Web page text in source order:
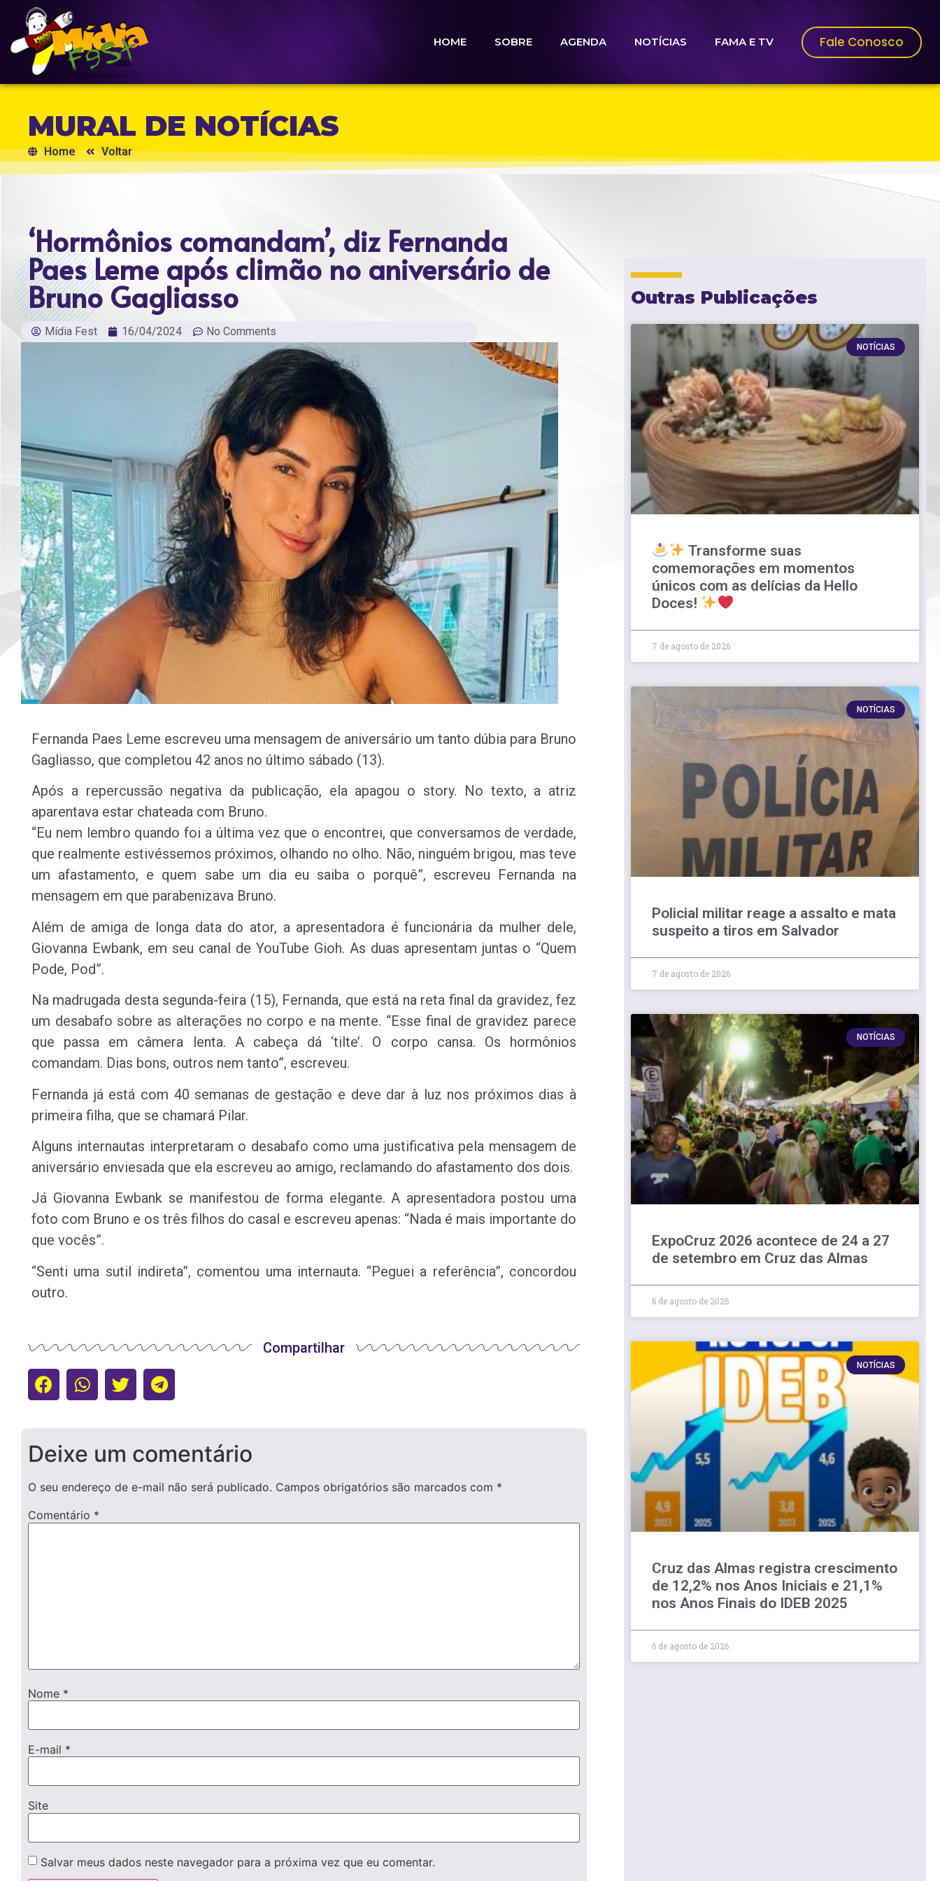
HOME SOBRE AGENDA NOTÍCIAS FAMA E TV Fale Conosco
MURAL DE NOTÍCIAS
Home Voltar
‘Hormônios comandam’, diz Fernanda
Paes Leme após climão no aniversário de
Bruno Gagliasso
Mídia Fest 16/04/2024 No Comments
Fernanda Paes Leme escreveu uma mensagem de aniversário um tanto dúbia para Bruno
Gagliasso, que completou 42 anos no último sábado (13).
Após a repercussão negativa da publicação, ela apagou o story. No texto, a atriz
aparentava estar chateada com Bruno.
“Eu nem lembro quando foi a última vez que o encontrei, que conversamos de verdade,
que realmente estivéssemos próximos, olhando no olho. Não, ninguém brigou, mas teve
um afastamento, e quem sabe um dia eu saiba o porquê”, escreveu Fernanda na
mensagem em que parabenizava Bruno.
Além de amiga de longa data do ator, a apresentadora é funcionária da mulher dele,
Giovanna Ewbank, em seu canal de YouTube Gioh. As duas apresentam juntas o “Quem
Pode, Pod”.
Na madrugada desta segunda-feira (15), Fernanda, que está na reta final da gravidez, fez
um desabafo sobre as alterações no corpo e na mente. “Esse final de gravidez parece
que passa em câmera lenta. A cabeça dá ‘tilte’. O corpo cansa. Os hormônios
comandam. Dias bons, outros nem tanto”, escreveu.
Fernanda já está com 40 semanas de gestação e deve dar à luz nos próximos dias à
primeira filha, que se chamará Pilar.
Alguns internautas interpretaram o desabafo como uma justificativa pela mensagem de
aniversário enviesada que ela escreveu ao amigo, reclamando do afastamento dos dois.
Já Giovanna Ewbank se manifestou de forma elegante. A apresentadora postou uma
foto com Bruno e os três filhos do casal e escreveu apenas: “Nada é mais importante do
que vocês”.
“Senti uma sutil indireta”, comentou uma internauta. “Peguei a referência”, concordou
outro.
Compartilhar
Deixe um comentário
O seu endereço de e-mail não será publicado. Campos obrigatórios são marcados com *
Comentário *
Nome *
E-mail *
Site
Salvar meus dados neste navegador para a próxima vez que eu comentar.
Outras Publicações
NOTÍCIAS
Transforme suas
comemorações em momentos
únicos com as delícias da Hello
Doces!
7 de agosto de 2026
NOTÍCIAS
Policial militar reage a assalto e mata
suspeito a tiros em Salvador
7 de agosto de 2026
NOTÍCIAS
ExpoCruz 2026 acontece de 24 a 27
de setembro em Cruz das Almas
6 de agosto de 2026
NOTÍCIAS
Cruz das Almas registra crescimento
de 12,2% nos Anos Iniciais e 21,1%
nos Anos Finais do IDEB 2025
6 de agosto de 2026